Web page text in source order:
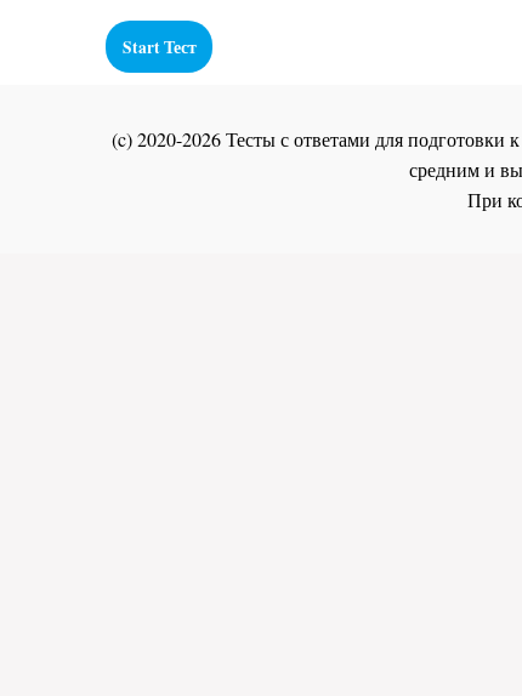
(c) 2020-2026 Тесты с ответами для
средним и
При